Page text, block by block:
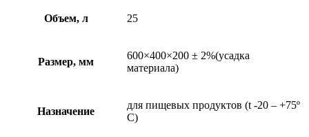
Объем, л 25
Размер, мм
600×400×200 ± 2%(усадка
материала)
Назначение
для пищевых продуктов (t -20 – +75º
С)